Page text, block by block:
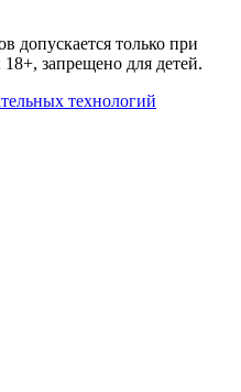
допускается только при
запрещено для детей.
технологий